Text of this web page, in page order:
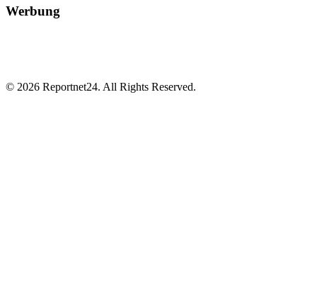
Werbung
© 2026 Reportnet24. All Rights Reserved.